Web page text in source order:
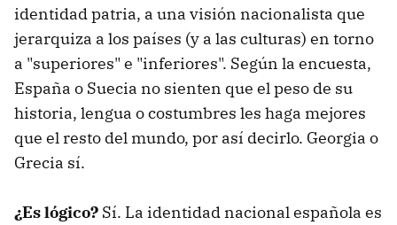
identidad patria, a una visión nacionalista que
jerarquiza a los países (y a las culturas) en torno
a "superiores" e "inferiores". Según la encuesta,
España o Suecia no sienten que el peso de su
historia, lengua o costumbres les haga mejores
que el resto del mundo, por así decirlo. Georgia o
Grecia sí.
¿Es lógico? Sí. La identidad nacional española es